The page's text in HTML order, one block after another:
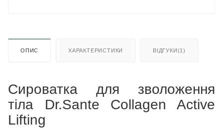
ОПИС ХАРАКТЕРИСТИКИ ВІДГУКИ(1)
Сироватка для зволоження
тіла Dr.Sante Collagen Active
Lifting